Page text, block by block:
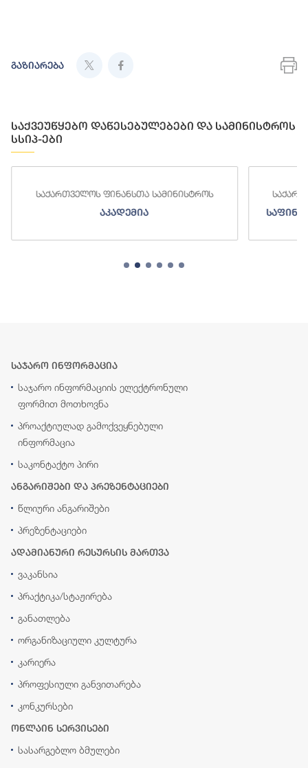
გაზიარება
საქვეუწყებო დაწესებულებები და სამინისტროს
სსიპ-ები
საქართველოს ფინანსთა სამინისტროს
აკადემია
საჯარო ინფორმაცია
საჯარო ინფორმაციის ელექტრონული
ფორმით მოთხოვნა
პროაქტიულად გამოქვეყნებული
ინფორმაცია
საკონტაქტო პირი
ანგარიშები და პრეზენტაციები
წლიური ანგარიშები
პრეზენტაციები
ადამიანური რესურსის მართვა
ვაკანსია
პრაქტიკა/სტაჟირება
განათლება
ორგანიზაციული კულტურა
კარიერა
პროფესიული განვითარება
კონკურსები
ონლაინ სერვისები
სასარგებლო ბმულები